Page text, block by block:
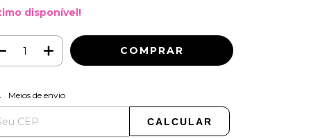
disponível!
para o CEP:
Meios de envio
CALCULAR